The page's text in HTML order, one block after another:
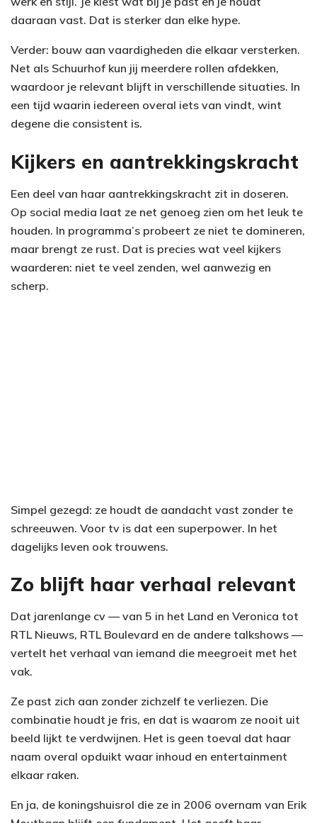
daaraan vast. Dat is sterker dan elke hype.
Verder: bouw aan vaardigheden die elkaar versterken.
Net als Schuurhof kun jij meerdere rollen afdekken,
waardoor je relevant blijft in verschillende situaties. In
een tijd waarin iedereen overal iets van vindt, wint
degene die consistent is.
Kijkers en aantrekkingskracht
Een deel van haar aantrekkingskracht zit in doseren.
Op social media laat ze net genoeg zien om het leuk te
houden. In programma’s probeert ze niet te domineren,
maar brengt ze rust. Dat is precies wat veel kijkers
waarderen: niet te veel zenden, wel aanwezig en
scherp.
Simpel gezegd: ze houdt de aandacht vast zonder te
schreeuwen. Voor tv is dat een superpower. In het
dagelijks leven ook trouwens.
Zo blijft haar verhaal relevant
Dat jarenlange cv — van 5 in het Land en Veronica tot
RTL Nieuws, RTL Boulevard en de andere talkshows —
vertelt het verhaal van iemand die meegroeit met het
vak.
Ze past zich aan zonder zichzelf te verliezen. Die
combinatie houdt je fris, en dat is waarom ze nooit uit
beeld lijkt te verdwijnen. Het is geen toeval dat haar
naam overal opduikt waar inhoud en entertainment
elkaar raken.
En ja, de koningshuisrol die ze in 2006 overnam van Erik